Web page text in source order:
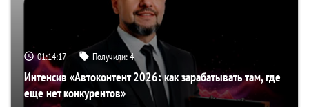
01:14:17 Получили:4
Интенсив «Автоконтент 2026: как зарабатывать там, где
еще нет конкурентов»